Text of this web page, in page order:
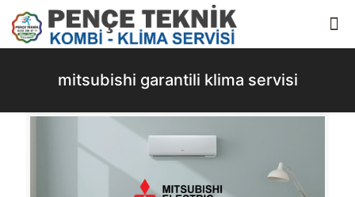
mitsubishi garantili klima servisi